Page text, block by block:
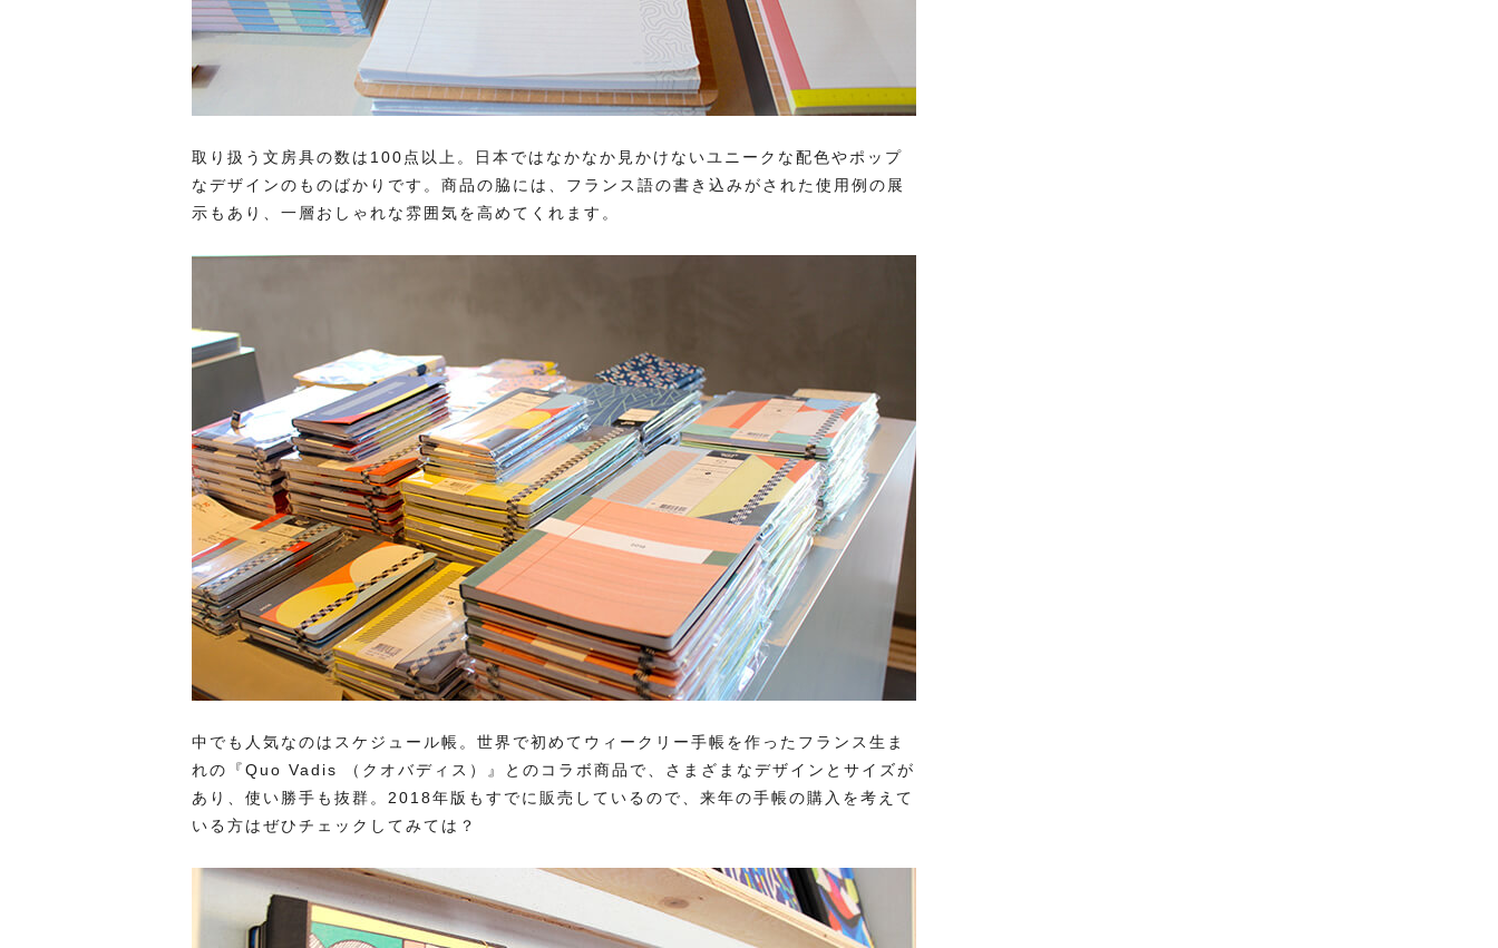
取り扱う文房具の数は100点以上。日本ではなかなか見かけないユニークな配色やポップ
なデザインのものばかりです。商品の脇には、フランス語の書き込みがされた使用例の展
示もあり、一層おしゃれな雰囲気を高めてくれます。
中でも人気なのはスケジュール帳。世界で初めてウィークリー手帳を作ったフランス生ま
れの『Quo Vadis （クオバディス）』とのコラボ商品で、さまざまなデザインとサイズが
あり、使い勝手も抜群。2018年版もすでに販売しているので、来年の手帳の購入を考えて
いる方はぜひチェックしてみては？